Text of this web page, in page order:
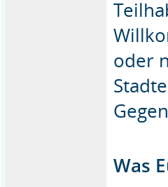
oder
Was